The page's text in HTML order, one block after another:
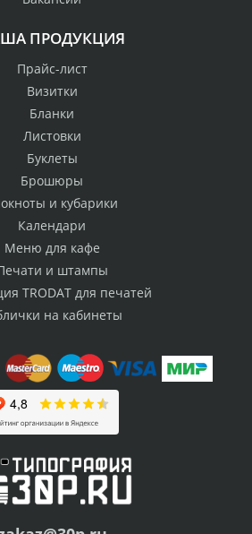
ПРОДУКЦИЯ
Прайс-лист
Визитки
Бланки
Листовки
Буклеты
Брошюры
и кубарики
Календари
Меню для кафе
и штампы
TRODAT для печатей
на кабинеты